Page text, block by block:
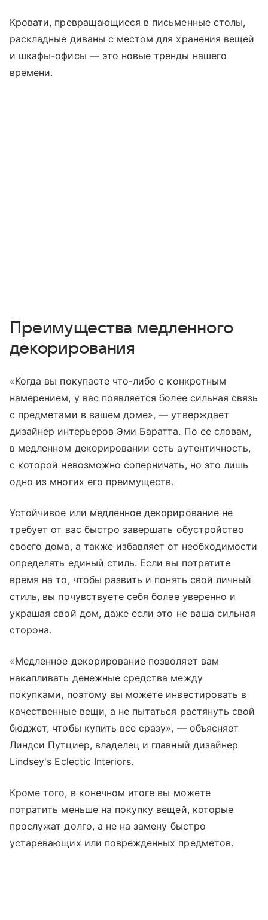
Кровати, превращающиеся в письменные столы,
раскладные диваны с местом для хранения вещей
и шкафы-офисы — это новые тренды нашего
времени.
Преимущества медленного
декорирования
«Когда вы покупаете что-либо с конкретным
намерением, у вас появляется более сильная связь
с предметами в вашем доме», — утверждает
дизайнер интерьеров Эми Баратта. По ее словам,
в медленном декорировании есть аутентичность,
с которой невозможно соперничать, но это лишь
одно из многих его преимуществ.
Устойчивое или медленное декорирование не
требует от вас быстро завершать обустройство
своего дома, а также избавляет от необходимости
определять единый стиль. Если вы потратите
время на то, чтобы развить и понять свой личный
стиль, вы почувствуете себя более уверенно и
украшая свой дом, даже если это не ваша сильная
сторона.
«Медленное декорирование позволяет вам
накапливать денежные средства между
покупками, поэтому вы можете инвестировать в
качественные вещи, а не пытаться растянуть свой
бюджет, чтобы купить все сразу», — объясняет
Линдси Путциер, владелец и главный дизайнер
Lindsey's Eclectic Interiors.
Кроме того, в конечном итоге вы можете
потратить меньше на покупку вещей, которые
прослужат долго, а не на замену быстро
устаревающих или поврежденных предметов.